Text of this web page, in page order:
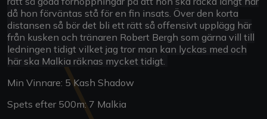
då hon förväntas stå för en fin insats. Över den korta
distansen så bör det bli ett rätt så offensivt upplägg här
från kusken och tränaren Robert Bergh som gärna vill till
ledningen tidigt vilket jag tror man kan lyckas med och
här ska Malkia räknas mycket tidigt.
Min Vinnare: 5 Kash Shadow
Spets efter 500m: 7 Malkia